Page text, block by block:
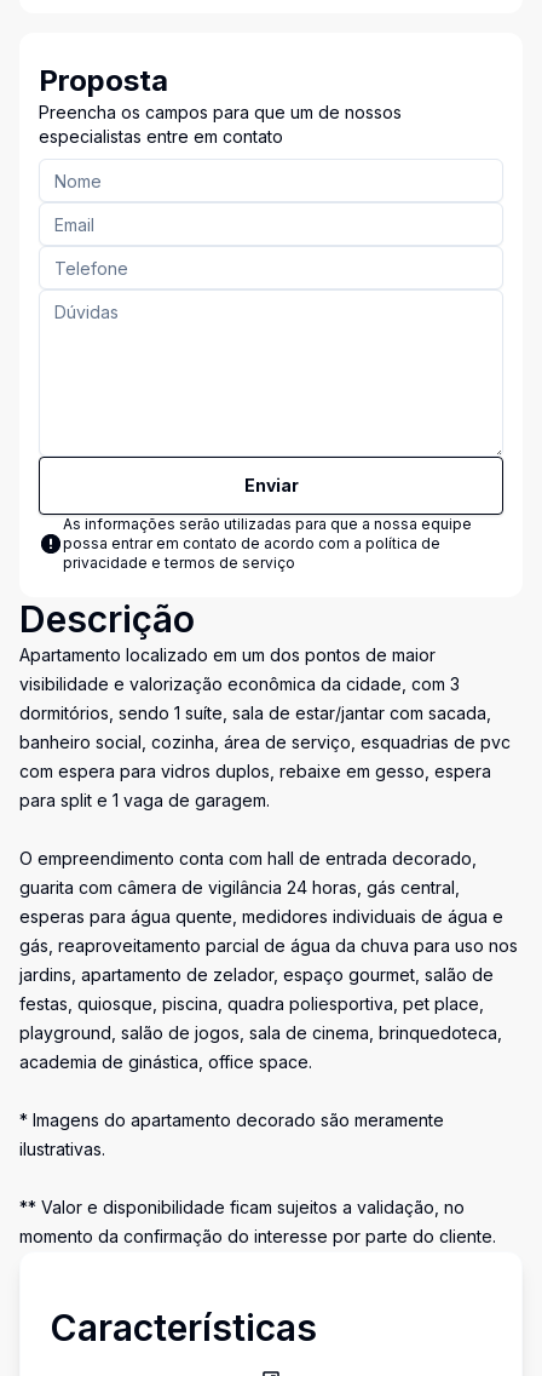
Proposta
Preencha os campos para que um de nossos
especialistas entre em contato
Enviar
As informações serão utilizadas para que a nossa equipe
possa entrar em contato de acordo com a política de
privacidade e termos de serviço
Descrição
Apartamento localizado em um dos pontos de maior
visibilidade e valorização econômica da cidade, com 3
dormitórios, sendo 1 suíte, sala de estar/jantar com sacada,
banheiro social, cozinha, área de serviço, esquadrias de pvc
com espera para vidros duplos, rebaixe em gesso, espera
para split e 1 vaga de garagem.
O empreendimento conta com hall de entrada decorado,
guarita com câmera de vigilância 24 horas, gás central,
esperas para água quente, medidores individuais de água e
gás, reaproveitamento parcial de água da chuva para uso nos
jardins, apartamento de zelador, espaço gourmet, salão de
festas, quiosque, piscina, quadra poliesportiva, pet place,
playground, salão de jogos, sala de cinema, brinquedoteca,
academia de ginástica, office space.
* Imagens do apartamento decorado são meramente
ilustrativas.
** Valor e disponibilidade ficam sujeitos a validação, no
momento da confirmação do interesse por parte do cliente.
Características